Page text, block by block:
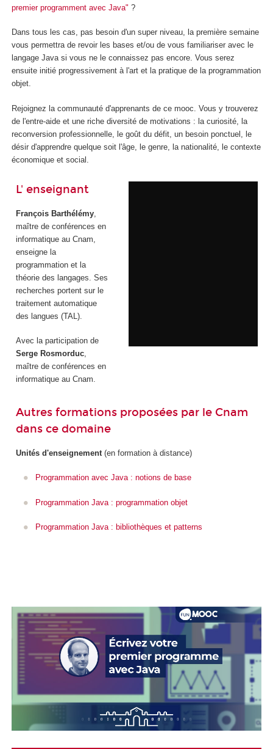
premier programment avec Java" ?
Dans tous les cas, pas besoin d'un super niveau, la première semaine
vous permettra de revoir les bases et/ou de vous familiariser avec le
langage Java si vous ne le connaissez pas encore. Vous serez
ensuite initié progressivement à l'art et la pratique de la programmation
objet.
Rejoignez la communauté d'apprenants de ce mooc. Vous y trouverez
de l'entre-aide et une riche diversité de motivations : la curiosité, la
reconversion professionnelle, le goût du défit, un besoin ponctuel, le
désir d'apprendre quelque soit l'âge, le genre, la nationalité, le contexte
économique et social.
L' enseignant
François Barthélémy,
maître de conférences en
informatique au Cnam,
enseigne la
programmation et la
théorie des langages. Ses
recherches portent sur le
traitement automatique
des langues (TAL).
Avec la participation de
Serge Rosmorduc,
maître de conférences en
informatique au Cnam.
Autres formations proposées par le Cnam
dans ce domaine
Unités d'enseignement (en formation à distance)
Programmation avec Java : notions de base
Programmation Java : programmation objet
Programmation Java : bibliothèques et patterns